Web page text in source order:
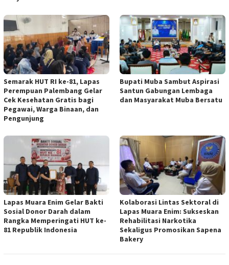
Semarak HUT RI ke-81, Lapas
Perempuan Palembang Gelar
Cek Kesehatan Gratis bagi
Pegawai, Warga Binaan, dan
Pengunjung
Bupati Muba Sambut Aspirasi
Santun Gabungan Lembaga
dan Masyarakat Muba Bersatu
Lapas Muara Enim Gelar Bakti
Sosial Donor Darah dalam
Rangka Memperingati HUT ke-
81 Republik Indonesia
Kolaborasi Lintas Sektoral di
Lapas Muara Enim: Sukseskan
Rehabilitasi Narkotika
Sekaligus Promosikan Sapena
Bakery